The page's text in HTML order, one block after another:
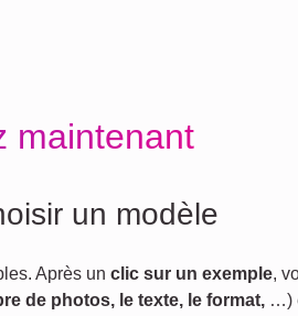
maintenant
un modèle
Après un clic sur un exemple,
de photos, le texte, le format,…)